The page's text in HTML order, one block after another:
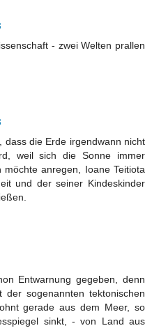
- zwei Welten prallen
dass die Erde irgendwann nicht
weil sich die Sonne immer
anregen, Ioane Teitiota
und der seiner Kindeskinder
Entwarnung gegeben, denn
sogenannten tektonischen
gerade aus dem Meer, so
sinkt, - von Land aus